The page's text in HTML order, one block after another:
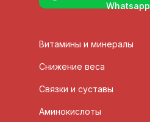
Витамины и минералы
Снижение веса
Связки и суставы
Аминокислоты
Whatsapp